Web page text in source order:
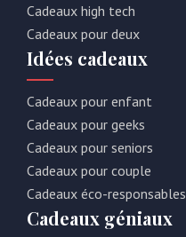
Cadeaux high tech
Cadeaux pour deux
Idées cadeaux
Cadeaux pour enfant
Cadeaux pour geeks
Cadeaux pour seniors
Cadeaux pour couple
Cadeaux éco-responsables
Cadeaux géniaux